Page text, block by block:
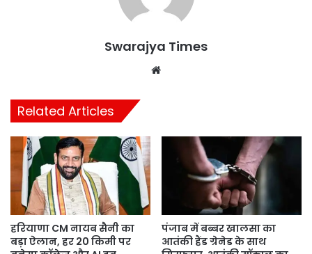
Swarajya Times
Related Articles
हरियाणा CM नायब सैनी का
बड़ा ऐलान, हर 20 किमी पर
पंजाब में बब्बर खालसा का
आतंकी हैंड ग्रेनेड के साथ